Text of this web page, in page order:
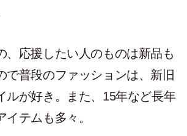
、応援したい人のものは新品も
で普段のファッションは、新旧
ルが好き。また、15年など長年
テムも多々。